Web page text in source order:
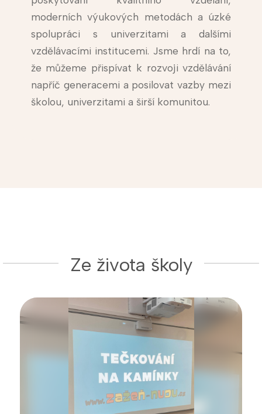
moderních výukových metodách a úzké
spolupráci s univerzitami a dalšími
vzdělávacími institucemi. Jsme hrdí na to,
že můžeme přispívat k rozvoji vzdělávání
napříč generacemi a posilovat vazby mezi
školou, univerzitami a širší komunitou.
Ze života školy